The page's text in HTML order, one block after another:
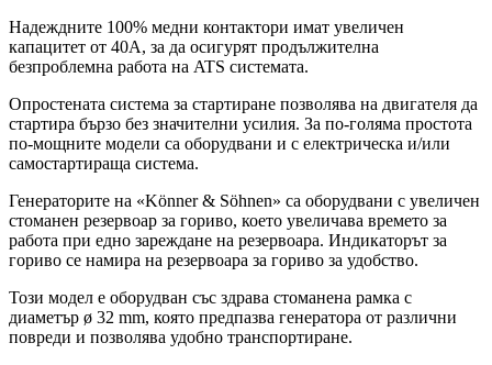
Надеждните 100% медни контактори имат увеличен
капацитет от 40A, за да осигурят продължителна
безпроблемна работа на ATS системата.
Опростената система за стартиране позволява на двигателя да
стартира бързо без значителни усилия. За по-голяма простота
по-мощните модели са оборудвани и с електрическа и/или
самостартираща система.
Генераторите на «Könner & Söhnen» са оборудвани с увеличен
стоманен резервоар за гориво, което увеличава времето за
работа при едно зареждане на резервоара. Индикаторът за
гориво се намира на резервоара за гориво за удобство.
Този модел е оборудван със здрава стоманена рамка с
диаметър ø 32 mm, която предпазва генератора от различни
повреди и позволява удобно транспортиране.